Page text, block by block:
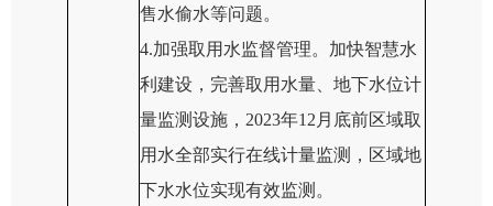
售水偷水等问题。
4.加强取用水监督管理。加快智慧水
利建设，完善取用水量、地下水位计
量监测设施，2023年12月底前区域取
用水全部实行在线计量监测，区域地
下水水位实现有效监测。